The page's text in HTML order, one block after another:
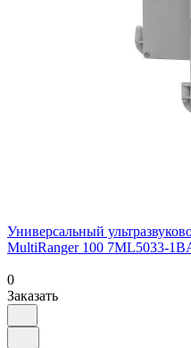
Универсальный
MultiRanger 100 7ML5033-
0
Заказать